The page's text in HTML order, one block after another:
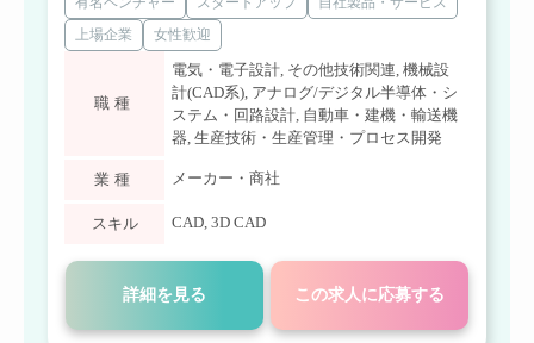
上場企業
女性歓迎
職種
電気・電子設計, その他技術関連, 機械設
計(CAD系), アナログ/デジタル半導体・シ
ステム・回路設計, 自動車・建機・輸送機
器, 生産技術・生産管理・プロセス開発
業種 メーカー・商社
スキル CAD, 3D CAD
詳細を見る この求人に応募する